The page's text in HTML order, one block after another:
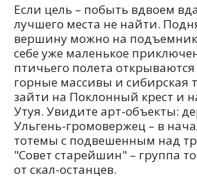
Если цель – побыть вдвоем
лучшего места не найти.
вершину можно на
себе уже маленькое
птичьего полета
горные массивы и сибирская
зайти на Поклонный крест и
Утуя. Увидите арт-объекты:
Ульгень-громовержец – в
тотемы с подвешенным над
"Совет старейшин" – группа
от скал-останцев.